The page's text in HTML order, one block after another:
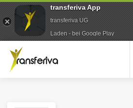
transferiva App
transferiva UG
Laden - bei Google Play